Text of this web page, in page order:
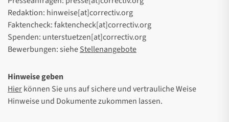
Redaktion: hinweise[at]correctiv.org
Faktencheck: faktencheck[at]correctiv.org
Spenden: unterstuetzen[at]correctiv.org
Bewerbungen: sieheStellenangebote
Hinweise geben
Hierkönnen Sie uns auf sichere und vertrauliche Weise
Hinweise und Dokumente zukommen lassen.